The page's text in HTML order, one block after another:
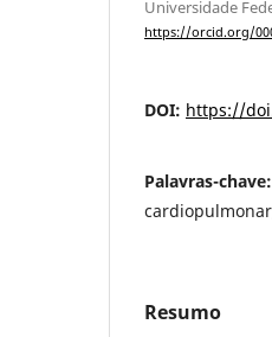
Universidade
https://orcid.org/
DOI: https://
Palavras-chave:
Resumo